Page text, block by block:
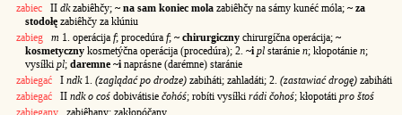
zabiec II dkzabiêhčy; ~ na sam koniec mola zabiêhčy na sámy kunéć móla; ~ za
stodołę zabiêhčy za kłúniu
zabieg
m 1. operácija f; procedúra f; ~ chirurgiczny chirurgíčna operácija; ~
kosmetyczny kosmetýčna operácija (procedúra); 2. ~i pl staránie n; kłopotánie n;
vysíłki pl; daremne ~i naprásne (darémne) staránie
zabiegać I ndk1. (zaglądać po drodze) zabiháti; zahladáti; 2. (zastawiać drogę) zabiháti
zabiegać II ndk o coś dobivátisie čohóś; robíti vysíłki rádi čohoś; kłopotáti pro štoś
zabiegany zabiêhany; zakłopóčany